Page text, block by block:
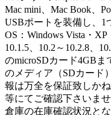
Mac mini、Mac Book、
USBポートを装備し、
OS：Windows Vista・XP
10.1.5、10.2～10.2.8、
のmicroSDカード4GB
のメディア（SDカード
報は万全を保証致しか
等にてご確認下さいま
倉庫の在庫確認状況と